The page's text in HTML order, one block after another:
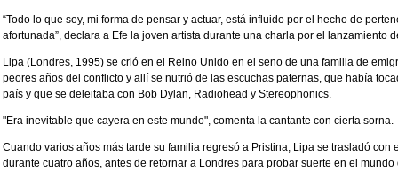
“Todo lo que soy, mi forma de pensar y actuar, está influido por el hecho de
afortunada”, declara a Efe la joven artista durante una charla por el lanzamiento
Lipa (Londres, 1995) se crió en el Reino Unido en el seno de una familia de
peores años del conflicto y allí se nutrió de las escuchas paternas, que había
país y que se deleitaba con Bob Dylan, Radiohead y Stereophonics.
"Era inevitable que cayera en este mundo", comenta la cantante con cierta sorna.
Cuando varios años más tarde su familia regresó a Pristina, Lipa se trasladó con
durante cuatro años, antes de retornar a Londres para probar suerte en el mundo